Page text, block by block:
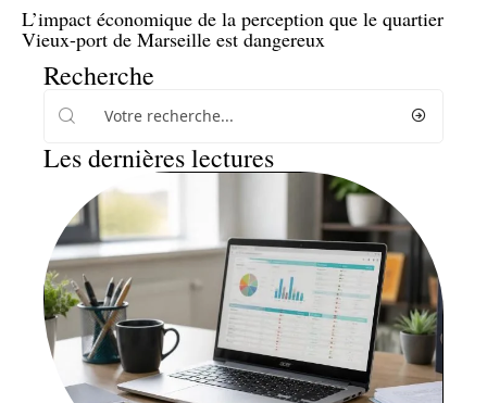
L’impact économique de la perception que le quartier
Vieux-port de Marseille est dangereux
Recherche
Les dernières lectures